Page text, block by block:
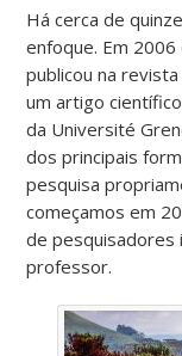
Há cerca de
enfoque. Em
publicou na
um artigo
da Université
dos principais
pesquisa
começamos em
de pesquisadores
professor.